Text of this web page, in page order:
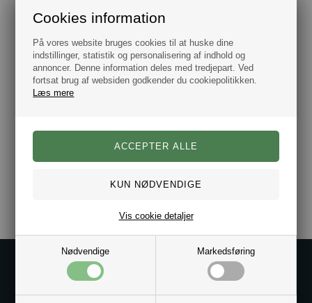
Cookies information
På vores website bruges cookies til at huske dine
indstillinger, statistik og personalisering af indhold og
annoncer. Denne information deles med tredjepart. Ved
fortsat brug af websiden godkender du cookiepolitikken.
Læs mere
Nødvendige Markedsføring
Vis cookie detaljer
går igen på sten fra vikinge tiden.
Ringen er udført i rustfrit stål og designet med et flettet
mønster på en sort baggrund.
Bestman har et stort udvalg af ringe til herre, se dem alle
her.
Vælg imellem flere størrelser.
Ringen leveres i gaveæske.